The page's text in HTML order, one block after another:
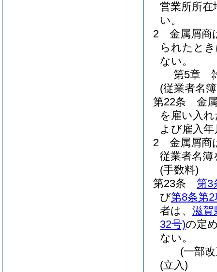
営業所所
い。
2
金属屑商
られたと
ない。
第5章
(従業者名
第22条
金
を雇い入
よび雇入
2
金属屑商
従業者名
(手数料)
第23条
第3
び第8条第2
者は、 滋賀
32号)の定
ない。
(一部
(立入)